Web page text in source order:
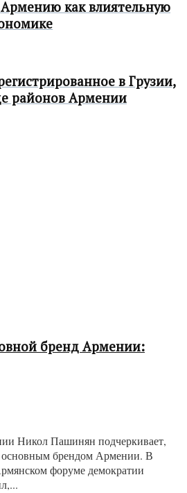
как влиятельную
в Грузии,
районов Армении
бренд Армении:
Никол Пашинян подчеркивает,
основным брендом Армении. В
форуме демократии